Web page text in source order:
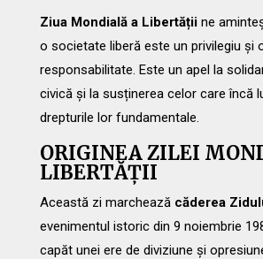
Ziua Mondială a Libertățiine
o societate liberă este un privilegiu și
responsabilitate. Este un apel la
civică și la susținerea celor care încă
drepturile lor fundamentale.
ORIGINEA ZILEI
LIBERTĂȚII
Această zi marchează căderea
evenimentul istoric din 9 noiembrie
capăt unei ere de diviziune și